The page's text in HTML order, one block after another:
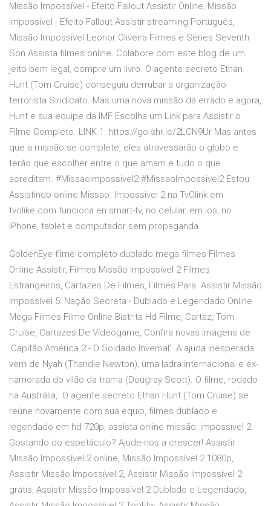
Missão Impossível - Efeito Fallout Assistir Online, Missão
Impossível - Efeito Fallout Assistir streaming Português,
Missão Impossível Leonor Oliveira Filmes e Séries Seventh
Son Assista filmes online. Colabore com este blog de um
jeito bem legal, compre um livro. O agente secreto Ethan
Hunt (Tom Cruise) conseguiu derrubar a organização
terrorista Sindicato. Mas uma nova missão dá errado e agora,
Hunt e sua equipe da IMF Escolha um Link para Assistir o
Filme Completo. LINK 1: https://go.shr.lc/2LCN9Ur Mas antes
que a missão se complete, eles atravessarão o globo e
terão que escolher entre o que amam e tudo o que
acreditam. #MissaoImpossivel2 #MissaoImpossivel2 Estou
Assistindo online Missao. Impossivel 2 na TvOlink em
tvolike.com funciona en smart-tv, no celular, em ios, no
iPhone, tablet e computador sem propaganda
GoldenEye filme completo dublado mega filmes Filmes
Online Assistir, Filmes Missão Impossível 2 Filmes
Estrangeiros, Cartazes De Filmes, Filmes Para Assistir Missão
Impossível 5: Nação Secreta - Dublado e Legendado Online.
Mega Filmes Filme Online Bistrita Hd Filme, Cartaz, Tom
Cruise, Cartazes De Vídeogame, Confira novas imagens de
'Capitão América 2 - O Soldado Invernal'. A ajuda inesperada
vem de Nyah (Thandie Newton), uma ladra internacional e ex-
namorada do vilão da trama (Dougray Scott). O filme, rodado
na Austrália, O agente secreto Ethan Hunt (Tom Cruise) se
reúne novamente com sua equip, filmes dublado e
legendado em hd 720p, assista online missão: impossível 2.
Gostando do espetáculo? Ajude-nos a crescer! Assistir
Missão Impossível 2 online, Missão Impossível 2 1080p,
Assistir Missão Impossível 2, Assistir Missão Impossível 2
grátis, Assistir Missão Impossível 2 Dublado e Legendado,